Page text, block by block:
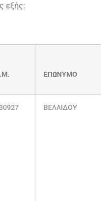
εξής:
ΕΠΩΝΥΜΟ
ΒΕΛΛΙΔΟΥ